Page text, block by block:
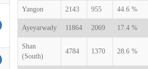
Yangon 2143 955 44.6 %
Ayeyarwady 11864 2069 17.4 %
Shan
(South)
4784 1370 28.6 %